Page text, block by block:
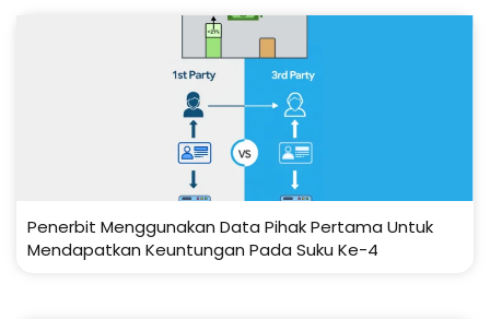
Penerbit Menggunakan Data Pihak Pertama Untuk
Mendapatkan Keuntungan Pada Suku Ke-4